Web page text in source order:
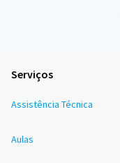
Serviços
Assistência Técnica
Aulas